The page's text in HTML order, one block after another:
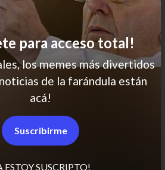
solo trabajo!
salto al final
ESTOY SUSCRIPTO!
para acceso total!
los memes más divertidos
de la farándula están
acá!
Suscribirme